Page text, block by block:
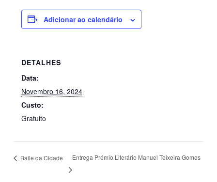
Adicionar ao calendário
DETALHES
Data:
Novembro 16, 2024
Custo:
Gratuito
Baile da Cidade Entrega Prémio Literário Manuel Teixeira Gomes